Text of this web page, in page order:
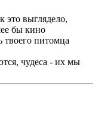
это выглядело,
бы кино
твоего питомца
чудеса - их мы